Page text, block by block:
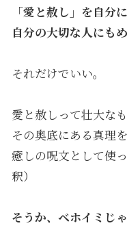
「愛と赦し」を自分
自分の大切な人にも
それだけでいい。
愛と赦しって壮大な
その奥底にある真理
癒しの呪文として使
釈）
そうか、 ベホイミじ